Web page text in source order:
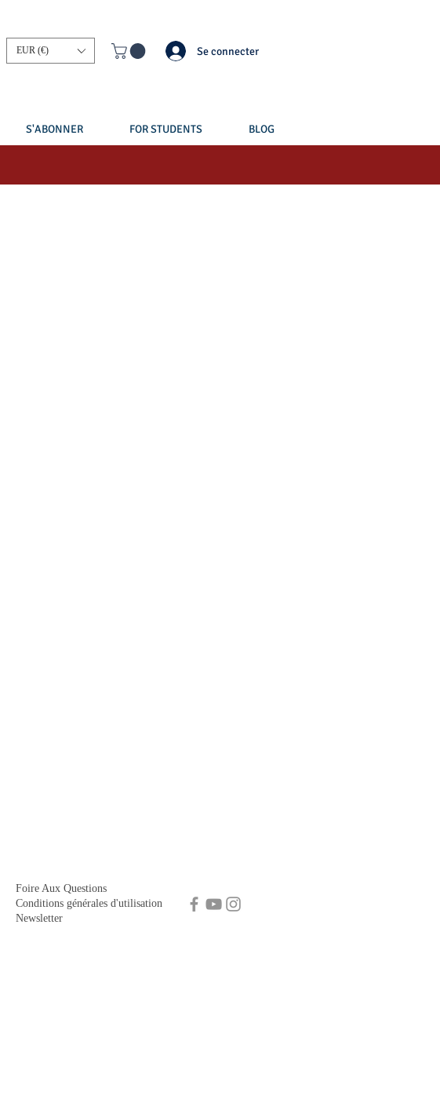
EUR (€) Se connecter
S'ABONNER FOR STUDENTS BLOG
Foire Aux Questions
Conditions générales d'utilisation
Newsletter